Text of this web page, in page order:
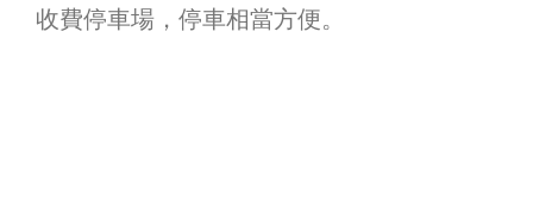
收費停車場，停車相當方便。